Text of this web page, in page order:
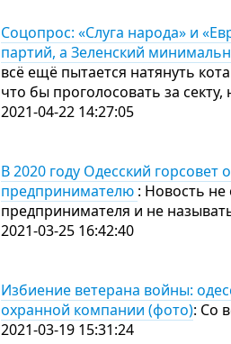
Соцопрос: «Слуга народа» и
партий, а Зеленский
всё ещё пытается натянуть
что бы проголосовать за
2021-04-22 14:27:05
В 2020 году Одесский
предпринимателю : Новость
предпринимателя и не
2021-03-25 16:42:40
Избиение ветерана войны:
охранной компании (фото): Со
2021-03-19 15:31:24